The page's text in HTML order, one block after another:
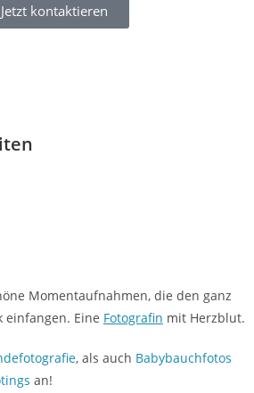
Jetzt kontaktieren
Momentaufnahmen, die den ganz
einfangen. Eine Fotografin mit Herzblut.
, als auch Babybauchfotos
an!